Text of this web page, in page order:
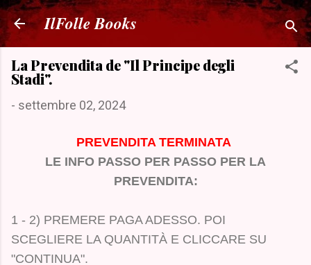
Passa ai contenuti principali
IlFolle Books
La Prevendita de "Il Principe degli
Stadi".
- settembre 02, 2024
PREVENDITA TERMINATA
LE INFO PASSO PER PASSO PER LA
PREVENDITA:
1 - 2) PREMERE PAGA ADESSO. POI
SCEGLIERE LA QUANTITÀ E CLICCARE SU
"CONTINUA".